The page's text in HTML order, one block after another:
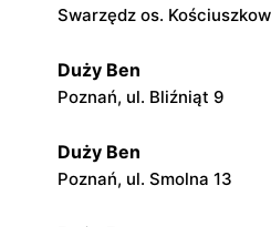
Swarzędz os.
Duży Ben
Poznań, ul. Bliźniąt 9
Duży Ben
Poznań, ul. Smolna 13